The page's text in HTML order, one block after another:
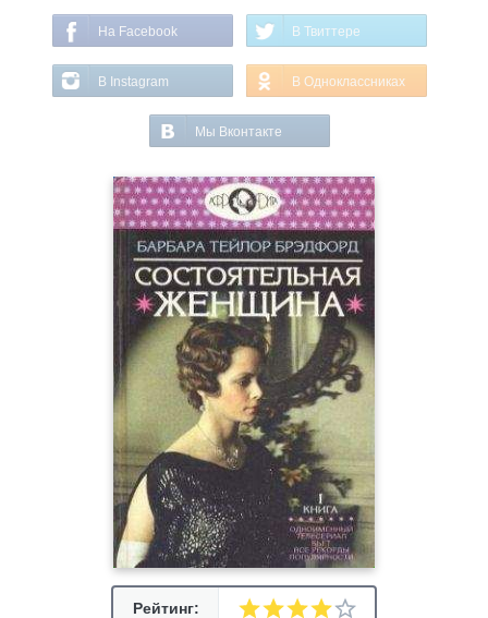
На Facebook В Твиттере
В Instagram В Одноклассниках
Мы Вконтакте
Рейтинг: